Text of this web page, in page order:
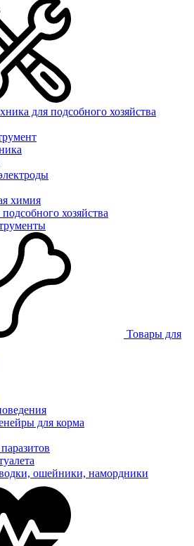
для подсобного хозяйства
химия
хозяйства
Товары для
для корма
ошейники, намордники